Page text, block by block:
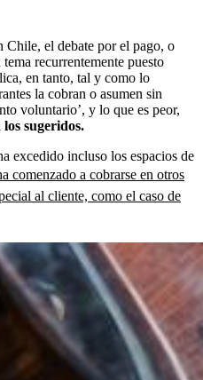
Chile, el debate por el pago, o
recurrentemente puesto
en tanto, tal y como lo
la cobran o asumen sin
voluntario’, y lo que es peor,
sugeridos.
excedido incluso los espacios de
comenzado a cobrarse en otros
al cliente, como el caso de